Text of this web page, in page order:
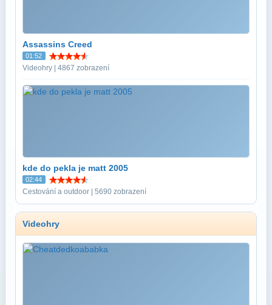
Assassins Creed
01:52
Videohry | 4867 zobrazení
kde do pekla je matt 2005
02:44
Cestování a outdoor | 5690 zobrazení
Videohry